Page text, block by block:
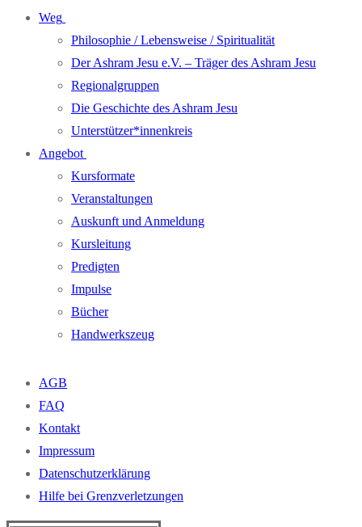
Weg
Philosophie / Lebensweise / Spiritualität
Der Ashram Jesu e.V. – Träger des Ashram Jesu
Regionalgruppen
Die Geschichte des Ashram Jesu
Unterstützer*innenkreis
Angebot
Kursformate
Veranstaltungen
Auskunft und Anmeldung
Kursleitung
Predigten
Impulse
Bücher
Handwerkszeug
AGB
FAQ
Kontakt
Impressum
Datenschutzerklärung
Hilfe bei Grenzverletzungen